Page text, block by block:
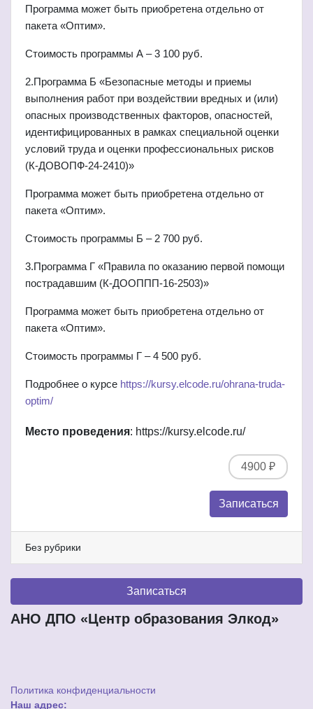
Программа может быть приобретена отдельно от
пакета «Оптим».
Стоимость программы А – 3 100 руб.
2.Программа Б «Безопасные методы и приемы
выполнения работ при воздействии вредных и (или)
опасных производственных факторов, опасностей,
идентифицированных в рамках специальной оценки
условий труда и оценки профессиональных рисков
(К-ДОВОПФ-24-2410)»
Программа может быть приобретена отдельно от
пакета «Оптим».
Стоимость программы Б – 2 700 руб.
3.Программа Г «Правила по оказанию первой помощи
пострадавшим (К-ДООППП-16-2503)»
Программа может быть приобретена отдельно от
пакета «Оптим».
Стоимость программы Г – 4 500 руб.
Подробнее о курсе https://kursy.elcode.ru/ohrana-truda-
optim/
Место проведения: https://kursy.elcode.ru/
4900 ₽
Записаться
Без рубрики
Записаться
АНО ДПО «Центр образования Элкод»
Политика конфиденциальности
Наш адрес: